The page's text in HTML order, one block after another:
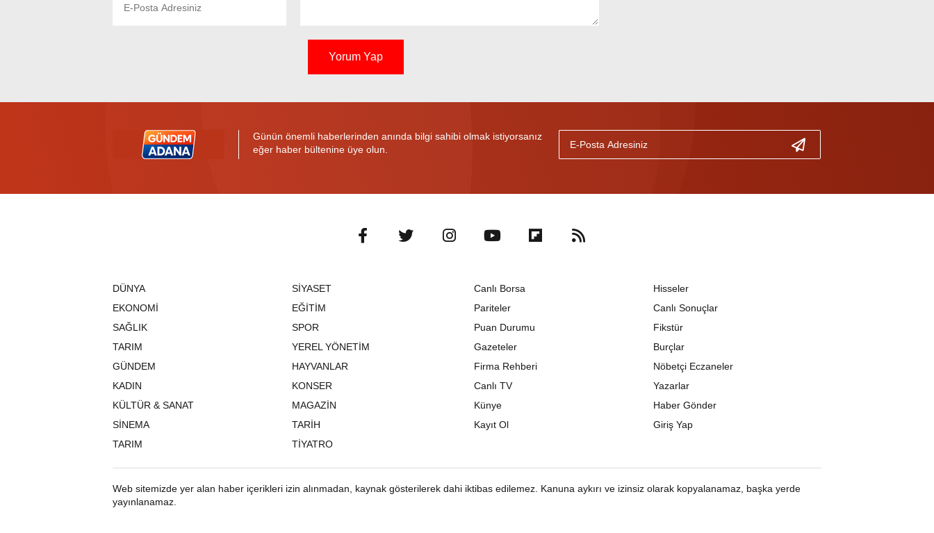
Yorum Yap
Günün önemli haberlerinden anında bilgi sahibi olmak istiyorsanız
eğer haber bültenine üye olun.
DÜNYA
SİYASET
EKONOMİ
EĞİTİM
SAĞLIK
SPOR
TARIM
YEREL YÖNETİM
GÜNDEM
HAYVANLAR
KADIN
KONSER
KÜLTÜR & SANAT
MAGAZİN
SİNEMA
TARİH
TARIM
TİYATRO
Canlı Borsa
Hisseler
Pariteler
Canlı Sonuçlar
Puan Durumu
Fikstür
Gazeteler
Burçlar
Firma Rehberi
Nöbetçi Eczaneler
Canlı TV
Yazarlar
Künye
Haber Gönder
Kayıt Ol
Giriş Yap
Web sitemizde yer alan haber içerikleri izin alınmadan, kaynak gösterilerek dahi iktibas edilemez. Kanuna aykırı ve izinsiz olarak kopyalanamaz, başka yerde
yayınlanamaz.